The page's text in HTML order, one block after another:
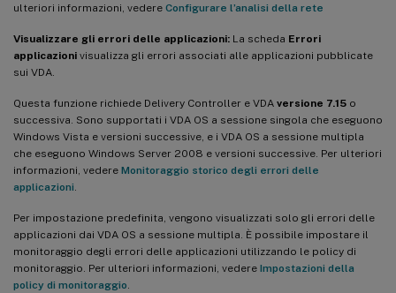
ulteriori informazioni, vedere Configurare l’analisi della rete
Visualizzare gli errori delle applicazioni: La scheda Errori
applicazioni visualizza gli errori associati alle applicazioni pubblicate
sui VDA.
Questa funzione richiede Delivery Controller e VDA versione 7.15 o
successiva. Sono supportati i VDA OS a sessione singola che eseguono
Windows Vista e versioni successive, e i VDA OS a sessione multipla
che eseguono Windows Server 2008 e versioni successive. Per ulteriori
informazioni, vedere Monitoraggio storico degli errori delle
applicazioni
Per impostazione predefinita, vengono visualizzati solo gli errori delle
applicazioni dai VDA OS a sessione multipla. È possibile impostare il
monitoraggio degli errori delle applicazioni utilizzando le policy di
monitoraggio. Per ulteriori informazioni, vedere Impostazioni della
policy di monitoraggio